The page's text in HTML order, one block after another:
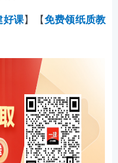
好课】【免费领纸质教